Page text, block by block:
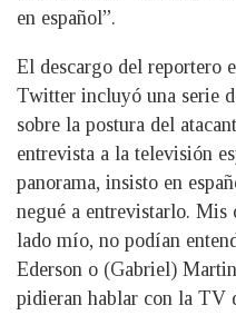
en español”.
El descargo del reportero
Twitter incluyó una serie
sobre la postura del
entrevista a la televisión
panorama, insisto en
negué a entrevistarlo. Mis
lado mío, no podían
Ederson o (Gabriel)
pidieran hablar con la TV